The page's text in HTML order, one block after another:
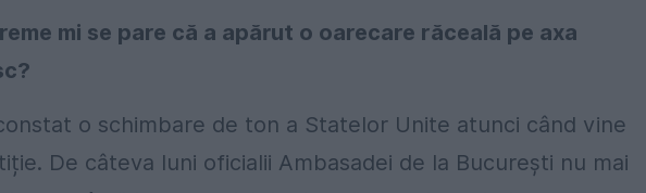
mi se pare că a apărut o oarecare răceală pe axa
o schimbare de ton a Statelor Unite atunci când vine
De câteva luni oficialii Ambasadei de la București nu mai